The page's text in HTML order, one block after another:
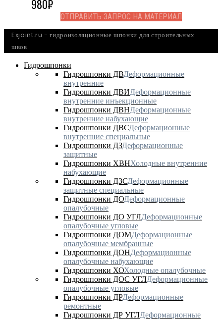
980₽
ОТПРАВИТЬ ЗАПРОС НА МАТЕРИАЛ
Exjoint.ru - гидроизоляционные шпонки для строительных
швов
Гидрошпонки
Гидрошпонки ДВДеформационные
внутренние
Гидрошпонки ДВИДеформационные
внутренние инъекционные
Гидрошпонки ДВНДеформационные
внутренние набухающие
Гидрошпонки ДВСДеформационные
внутренние специальные
Гидрошпонки ДЗДеформационные
защитные
Гидрошпонки ХВНХолодные внутренние
набухающие
Гидрошпонки ДЗСДеформационные
защитные специальные
Гидрошпонки ДОДеформационные
опалубочные
Гидрошпонки ДО УГЛДеформационные
опалубочные угловые
Гидрошпонки ДОМДеформационные
опалубочные мембранные
Гидрошпонки ДОНДеформационные
опалубочные набухающие
Гидрошпонки ХОХолодные опалубочные
Гидрошпонки ДОС УГЛДеформационные
опалубочные угловые
Гидрошпонки ДРДеформационные
ремонтные
Гидрошпонки ДР УГЛДеформационные